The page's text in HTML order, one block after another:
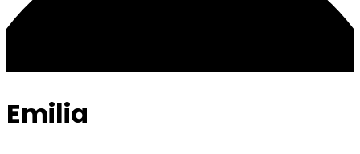
Emilia